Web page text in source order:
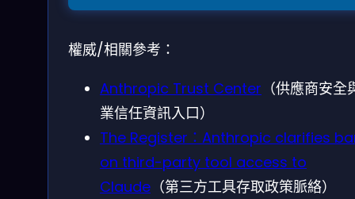
權威/相關參考：
Anthropic Trust Center （供應商安全
業信任資訊入口）
The Register：Anthropic clarifies
on third-party tool access to
Claude （第三方工具存取政策脈絡）